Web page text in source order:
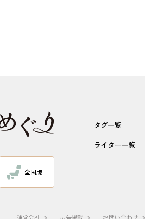
全国版
タグ一覧
ライター一覧
運営会社 広告掲載 お問い合わせ